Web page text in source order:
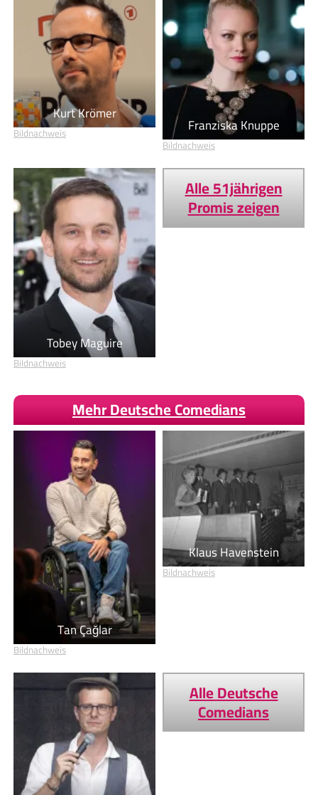
Kurt Krömer
Bildnachweis Franziska Knuppe
Bildnachweis
Tobey Maguire
Bildnachweis
Alle 51jährigen
Promis zeigen
Mehr Deutsche Comedians
Tan Çağlar
Bildnachweis
Klaus Havenstein
Bildnachweis
Alle Deutsche
Comedians